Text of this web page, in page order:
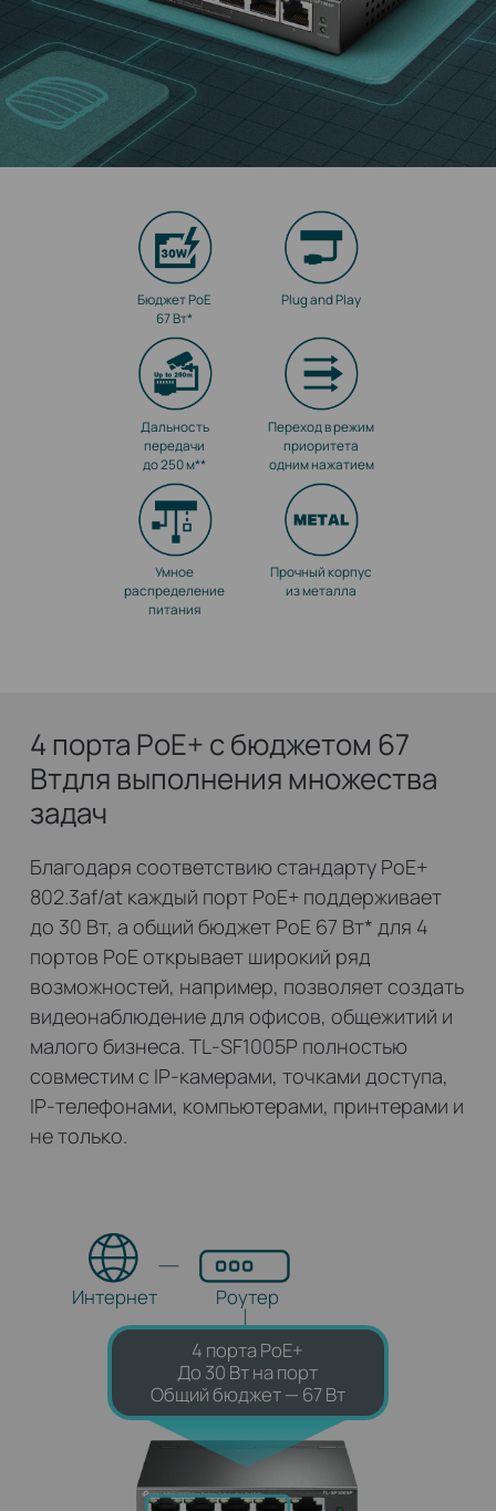
Бюджет PoE
67 Вт*
Plug and Play
Дальность
передачи
до 250 м**
Переход в режим
приоритета
одним нажатием
Умное
распределение
питания
Прочный корпус
из металла
4 порта PoE+ c бюджетом 67
Втдля выполнения множества
задач
Благодаря соответствию стандарту PoE+
802.3af/at каждый порт PoE+ поддерживает
до 30 Вт, а общий бюджет PoE 67 Вт* для 4
портов PoE открывает широкий ряд
возможностей, например, позволяет создать
видеонаблюдение для офисов, общежитий и
малого бизнеса. TL‑SF1005P полностью
совместим с IP‑камерами, точками доступа,
IP‑телефонами, компьютерами, принтерами и
не только.
4 порта PoE+
До 30 Вт на порт
Общий бюджет — 67 Вт
Роутер
Интернет